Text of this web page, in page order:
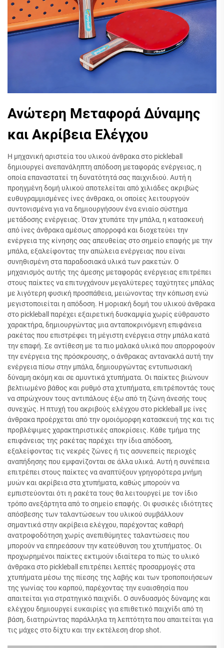
Ανώτερη Μεταφορά Δύναμης
και Ακρίβεια Ελέγχου
Η μηχανική αριστεία του υλικού άνθρακα στο pickleball
δημιουργεί ανεπανάληπτη απόδοση μεταφοράς ενέργειας, η
οποία επαναστατεί τη δυνατότητά σας παιχνιδιού. Αυτή η
προηγμένη δομή υλικού αποτελείται από χιλιάδες ακριβώς
ευθυγραμμισμένες ίνες άνθρακα, οι οποίες λειτουργούν
συντονισμένα για να δημιουργήσουν ένα ενιαίο σύστημα
μετάδοσης ενέργειας. Όταν χτυπάτε την μπάλα, η κατασκευή
από ίνες άνθρακα αμέσως απορροφά και διοχετεύει την
ενέργεια της κίνησης σας απευθείας στο σημείο επαφής με την
μπάλα, εξαλείφοντας την απώλεια ενέργειας που είναι
συνηθισμένη στα παραδοσιακά υλικά των ρακετών. Ο
μηχανισμός αυτής της άμεσης μεταφοράς ενέργειας επιτρέπει
στους παίκτες να επιτυγχάνουν μεγαλύτερες ταχύτητες μπάλας
με λιγότερη φυσική προσπάθεια, μειώνοντας την κόπωση ενώ
μεγιστοποιείται η απόδοση. Η μοριακή δομή του υλικού άνθρακα
στο pickleball παρέχει εξαιρετική δυσκαμψία χωρίς εύθραυστο
χαρακτήρα, δημιουργώντας μια ανταποκρινόμενη επιφάνεια
ρακέτας που επιστρέφει τη μέγιστη ενέργεια στην μπάλα κατά
την επαφή. Σε αντίθεση με τα πιο μαλακά υλικά που απορροφούν
την ενέργεια της πρόσκρουσης, ο άνθρακας αντανακλά αυτή την
ενέργεια πίσω στην μπάλα, δημιουργώντας εντυπωσιακή
δύναμη ακόμη και σε αμυντικά χτυπήματα. Οι παίκτες βιώνουν
βελτιωμένο βάθος και ρυθμό στα χτυπήματα, επιτρέποντάς τους
να σπρώχνουν τους αντιπάλους έξω από τη ζώνη άνεσής τους
συνεχώς. Η πτυχή του ακριβούς ελέγχου στο pickleball με ίνες
άνθρακα προέρχεται από την ομοιόμορφη κατασκευή της και τις
προβλέψιμες χαρακτηριστικές αποκρίσεις. Κάθε τμήμα της
επιφάνειας της ρακέτας παρέχει την ίδια απόδοση,
εξαλείφοντας τις νεκρές ζώνες ή τις ασυνεπείς περιοχές
αναπήδησης που εμφανίζονται σε άλλα υλικά. Αυτή η συνέπεια
επιτρέπει στους παίκτες να αναπτύξουν γρηγορότερα μνήμη
μυών και ακρίβεια στα χτυπήματα, καθώς μπορούν να
εμπιστεύονται ότι η ρακέτα τους θα λειτουργεί με τον ίδιο
τρόπο ανεξάρτητα από το σημείο επαφής. Οι φυσικές ιδιότητες
απόσβεσης των ταλαντώσεων του υλικού συμβάλλουν
σημαντικά στην ακρίβεια ελέγχου, παρέχοντας καθαρή
ανατροφοδότηση χωρίς ανεπιθύμητες ταλαντώσεις που
μπορούν να επηρεάσουν την κατεύθυνση του χτυπήματος. Οι
προχωρημένοι παίκτες εκτιμούν ιδιαίτερα το πώς το υλικό
άνθρακα στο pickleball επιτρέπει λεπτές προσαρμογές στα
χτυπήματα μέσω της πίεσης της λαβής και των τροποποιήσεων
της γωνίας του καρπού, παρέχοντας την ευαισθησία που
απαιτείται για στρατηγικό παιχνίδι. Ο συνδυασμός δύναμης και
ελέγχου δημιουργεί ευκαιρίες για επιθετικό παιχνίδι από τη
βάση, διατηρώντας παράλληλα τη λεπτότητα που απαιτείται για
τις μάχες στο δίχτυ και την εκτέλεση drop shot.